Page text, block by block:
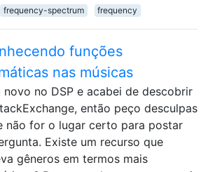
frequency-spectrum frequency
funções
nas músicas
novo no DSP e acabei de descobrir
então peço desculpas
não for o lugar certo para postar
Existe um recurso que
gêneros em termos mais